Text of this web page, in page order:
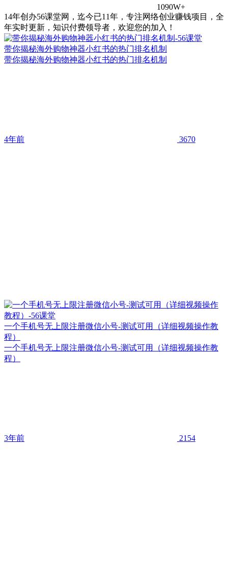
1090W+
14年创办56课堂网，迄今已11年，专注网络创业赚钱项目，全
年实时更新，知识付费领导者，欢迎您的加入！
带你揭秘海外购物神器小红书的热门排名机制
带你揭秘海外购物神器小红书的热门排名机制
4年前 3670
一个手机号无上限注册微信小号-测试可用（详细视频操作教
程）
一个手机号无上限注册微信小号-测试可用（详细视频操作教
程）
3年前 2154